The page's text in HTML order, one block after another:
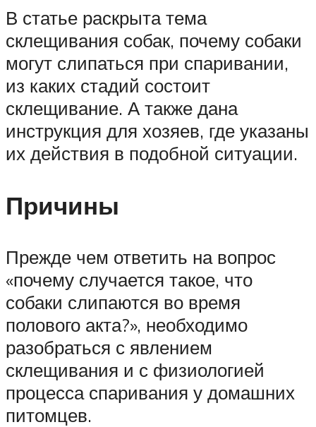
В статье раскрыта тема
склещивания собак, почему собаки
могут слипаться при спаривании,
из каких стадий состоит
склещивание. А также дана
инструкция для хозяев, где указаны
их действия в подобной ситуации.
Причины
Прежде чем ответить на вопрос
«почему случается такое, что
собаки слипаются во время
полового акта?», необходимо
разобраться с явлением
склещивания и с физиологией
процесса спаривания у домашних
питомцев.